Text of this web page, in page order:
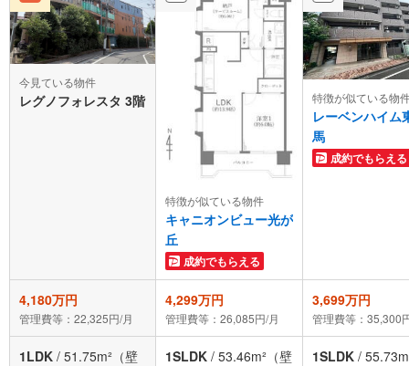
今見ている物件
レグノフォレスタ 3階
特徴が似ている物件
キャニオンビュー光が
丘
成約でもらえる
特徴が似ている物
レーベンハイム
馬
成約でもらえる
4,180万円
管理費等：22,325円/月
4,299万円
管理費等：26,085円/月
3,699万円
管理費等：35,300
1LDK / 51.75m²（壁
1SLDK / 53.46m²（壁
1SLDK /